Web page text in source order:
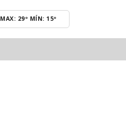
MAX: 29º MÍN: 15º